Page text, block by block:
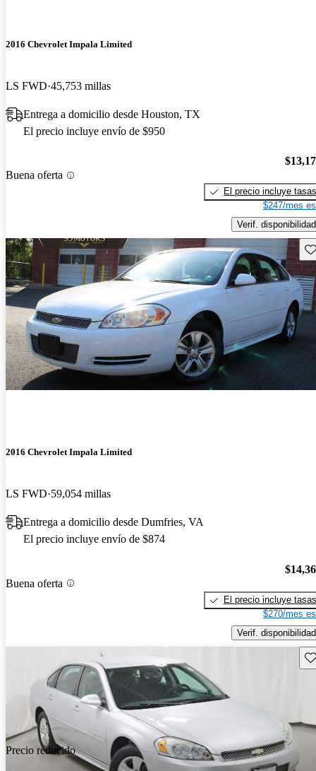
2016 Chevrolet Impala Limited
LS FWD 45,753 millas
Entrega a domicilio desde Houston, TX
El precio incluye envío de $950
Buena oferta
El precio incluye tasas
$247/mes
Verif. disponibilidad
2016 Chevrolet Impala Limited
LS FWD 59,054 millas
Entrega a domicilio desde Dumfries, VA
El precio incluye envío de $874
Buena oferta
El precio incluye tasas
$270/mes
Verif. disponibilidad
Precio reducido